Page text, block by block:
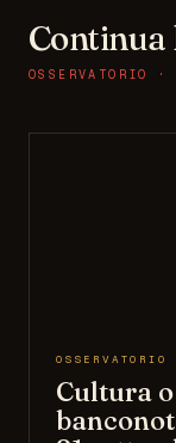
Continua
OSSERVATORIO
OSSERVATORIO
Cultura